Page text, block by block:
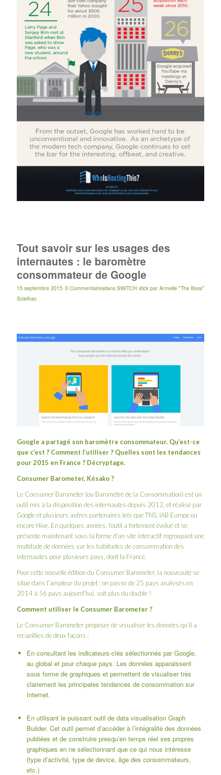
Tout savoir sur les usages des
internautes : le baromètre
consommateur de Google
15 septembre 2015 0 Commentairesdans SWiTCH stick par Armelle "The Boss"
Solelhac
Google a partagé son baromètre consommateur. Qu’est-ce
que c’est ? Comment l’utiliser ? Quelles sont les tendances
pour 2015 en France ? Décryptage.
Consumer Barometer, Késako ?
Le Consumer Barometer (ou Baromètre de la Consommation) est un
outil mis à la disposition des internautes depuis 2012, et réalisé par
Google et plusieurs autres partenaires tels que TNS, IAB Europe ou
encore Hive. En quelques années, l’outil a fortement évolué et se
présente maintenant sous la forme d’un site interactif regroupant une
multitude de données sur les habitudes de consommation des
internautes pour plusieurs pays, dont la France.
Pour cette nouvelle édition du Consumer Barometer, la nouveauté se
situe dans l’ampleur du projet : on passe de 25 pays analysés en
2014 à 56 pays aujourd’hui, soit plus du double !
Comment utiliser le Consumer Barometer ?
Le Consumer Barometer proposer de visualiser les données qu’il a
recueillies de deux façons :
En consultant les indicateurs-clés sélectionnés par Google,
au global et pour chaque pays. Les données apparaissent
sous forme de graphiques et permettent de visualiser très
clairement les principales tendances de consommation sur
Internet.
En utilisant le puissant outil de data visualisation Graph
Builder. Cet outil permet d’accéder à l’intégralité des données
publiées et de construire presqu’en temps réel ses propres
graphiques en ne sélectionnant que ce qui nous intéresse
(type d’activité, type de device, âge des consommateurs,
etc.)